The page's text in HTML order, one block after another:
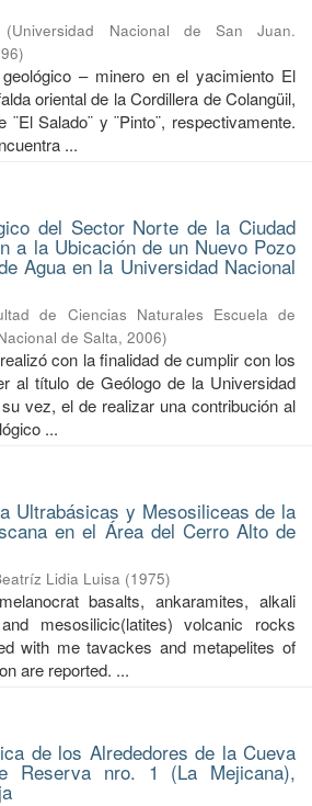
(Universidad Nacional de San Juan.
)
– minero en el yacimiento El
oriental de la Cordillera de Colangüil,
Salado¨ y ¨Pinto¨, respectivamente.
...
del Sector Norte de la Ciudad
a la Ubicación de un Nuevo Pozo
Agua en la Universidad Nacional
de Ciencias Naturales Escuela de
de Salta, 2006)
con la finalidad de cumplir con los
al título de Geólogo de la Universidad
vez, el de realizar una contribución al
...
Ultrabásicas y Mesosiliceas de la
en el Área del Cerro Alto de
Lidia Luisa (1975)
basalts, ankaramites, alkali
mesosilicic(latites) volcanic rocks
with me tavackes and metapelites of
are reported. ...
de los Alrededores de la Cueva
Reserva nro. 1 (La Mejicana),